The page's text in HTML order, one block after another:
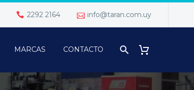
2292 2164 info@taran.com.uy
MARCAS CONTACTO